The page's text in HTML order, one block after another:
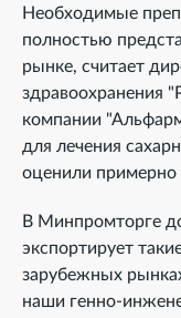
Необходимые
полностью
рынке, считает
здравоохранения
компании
для лечения
оценили примерно
В Минпромторге
экспортирует
зарубежных
наши генно-